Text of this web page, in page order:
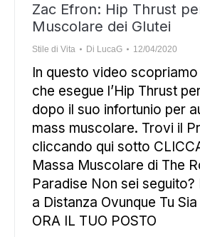
Zac Efron: Hip Thrust
Muscolare dei Glutei
Stile di Vita Di LucaG 12/04/2020
In questo video
che esegue l’Hip Thrust
dopo il suo infortunio per
mass muscolare. Trovi il
cliccando qui sotto
Massa Muscolare di The
Paradise Non sei
a Distanza Ovunque Tu Sia
ORA IL TUO POSTO